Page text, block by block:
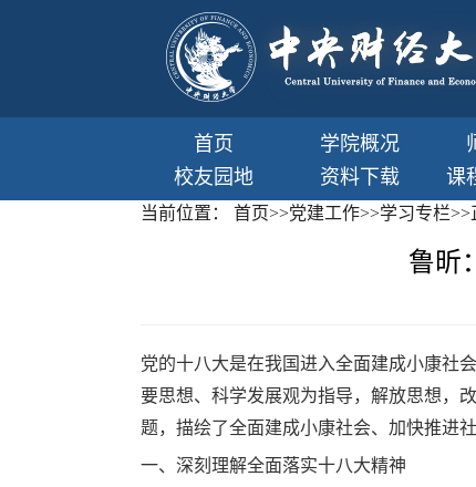
首页 学院概况
校友园地
资料下载 课
当前位置： 首页>>党建工作>>学习专栏>>
鲁昕
党的十八大是在我国进入全面建成小康社
要思想、科学发展观为指导，解放思想，
题，描绘了全面建成小康社会、加快推进
一、深刻理解全面落实十八大精神